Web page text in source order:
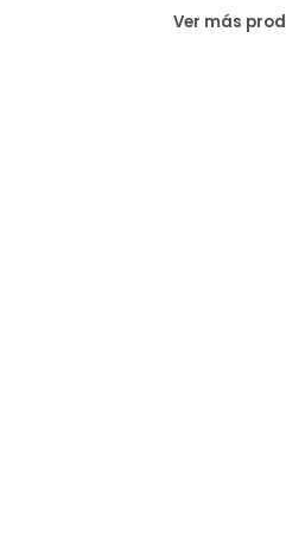
Ver más